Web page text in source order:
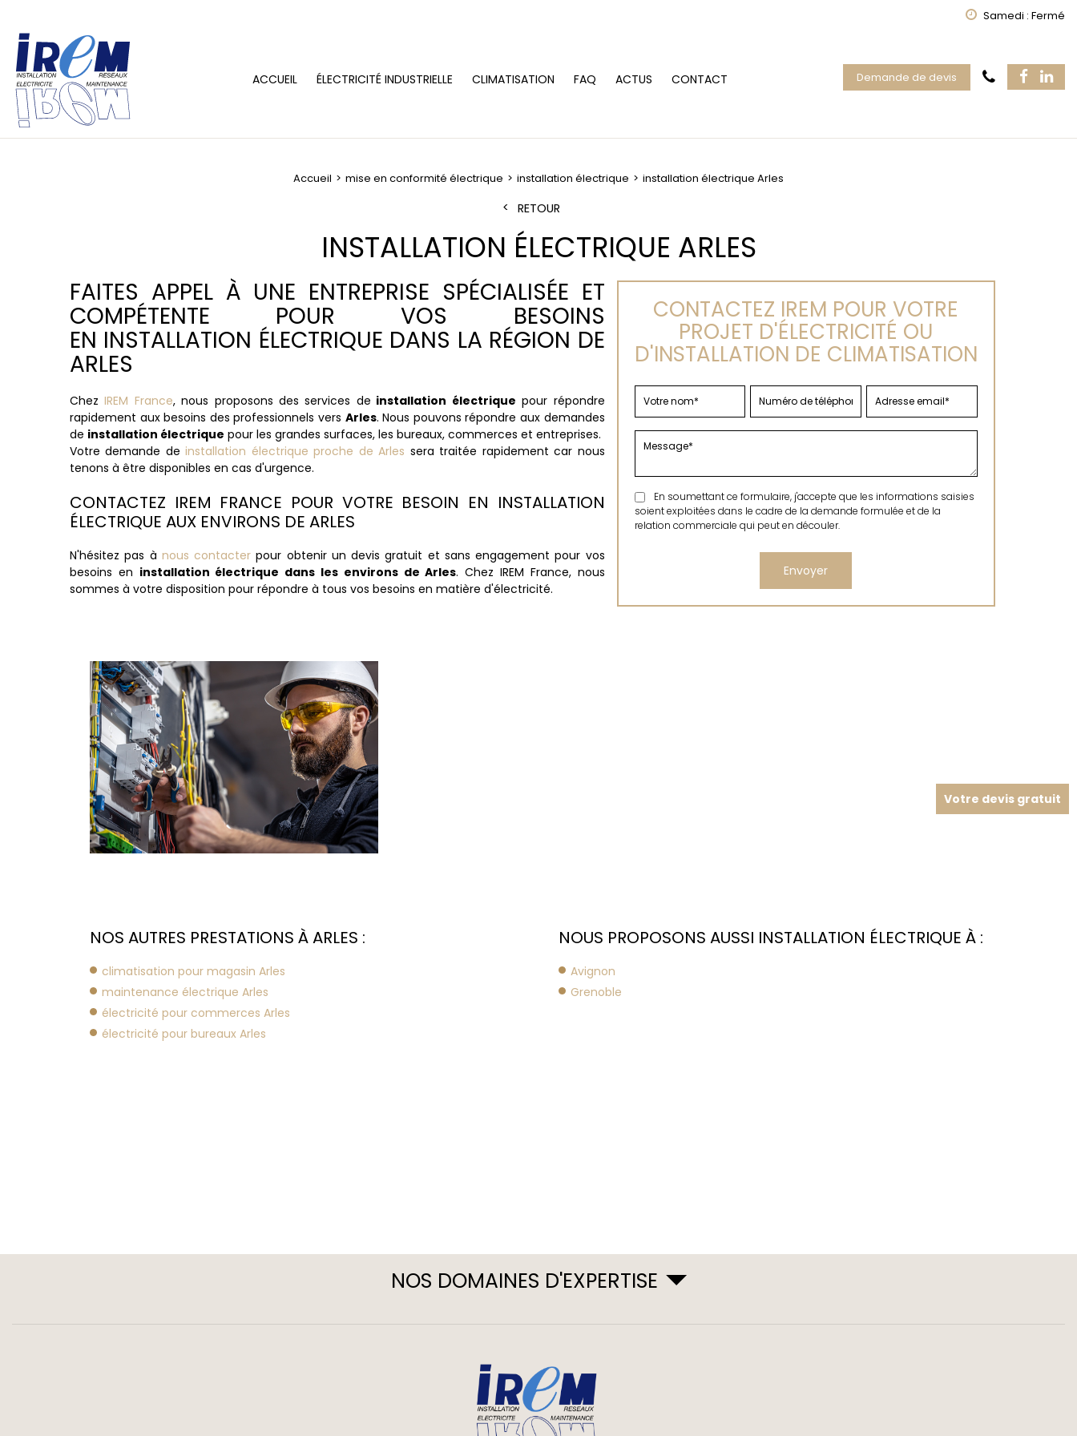
Samedi : Fermé
ACCUEIL ÉLECTRICITÉ INDUSTRIELLE CLIMATISATION FAQ ACTUS CONTACT Demande de devis
Accueil mise en conformité électrique installation électrique installation électrique Arles
RETOUR
INSTALLATION ÉLECTRIQUE ARLES
FAITES APPEL À UNE ENTREPRISE SPÉCIALISÉE ET
COMPÉTENTE POUR VOS BESOINS
EN INSTALLATION ÉLECTRIQUE DANS LA RÉGION DE
ARLES
ChezIREM France, nous proposons des services de installation électrique pour répondre
rapidement aux besoins des professionnels vers Arles. Nous pouvons répondre aux demandes
de installation électrique pour les grandes surfaces, les bureaux, commerces et entreprises.
Votre demande deinstallation électrique proche de Arles sera traitée rapidement car nous
tenons à être disponibles en cas d'urgence.
CONTACTEZ IREM FRANCE POUR VOTRE BESOIN EN INSTALLATION
ÉLECTRIQUE AUX ENVIRONS DE ARLES
N'hésitez pas à nous contacter pour obtenir un devis gratuit et sans engagement pour vos
besoins en installation électrique dans les environs de Arles. Chez IREM France, nous
sommes à votre disposition pour répondre à tous vos besoins en matière d'électricité.
CONTACTEZ IREM POUR VOTRE
PROJET D'ÉLECTRICITÉ OU
D'INSTALLATION DE CLIMATISATION
En soumettant ce formulaire, j'accepte que les informations saisies
soient exploitées dans le cadre de la demande formulée et de la
relation commerciale qui peut en découler.
NOS AUTRES PRESTATIONS À ARLES :
climatisation pour magasin Arles
maintenance électrique Arles
électricité pour commerces Arles
électricité pour bureaux Arles
NOUS PROPOSONS AUSSI INSTALLATION ÉLECTRIQUE À :
Avignon
Grenoble
Votre devis gratuit
NOS DOMAINES D'EXPERTISE